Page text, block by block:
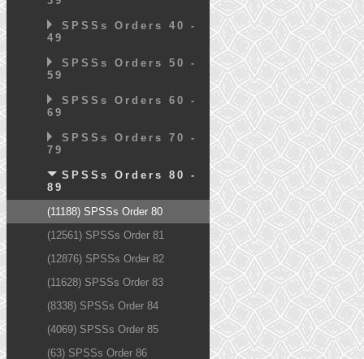
SPSSs Orders 40 -
49
SPSSs Orders 50 -
59
SPSSs Orders 60 -
69
SPSSs Orders 70 -
79
SPSSs Orders 80 -
89
(11188) SPSSs Order 80
(12561) SPSSs Order 81
(12876) SPSSs Order 82
(11628) SPSSs Order 83
(8338) SPSSs Order 84
(4069) SPSSs Order 85
(63) SPSSs Order 86